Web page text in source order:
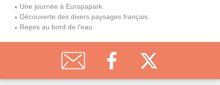
Une journée à Europapark.
Découverte des divers paysages français.
Repos au bord de l'eau.